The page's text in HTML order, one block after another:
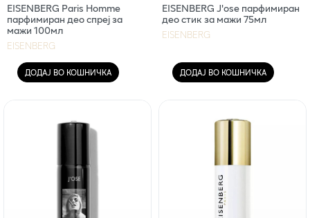
EISENBERG Paris Homme
парфимиран део спреј за
мажи 100мл
EISENBERG
ДОДАЈ ВО КОШНИЧКА
EISENBERG J'ose парфимиран
део стик за мажи 75мл
EISENBERG
ДОДАЈ ВО КОШНИЧКА